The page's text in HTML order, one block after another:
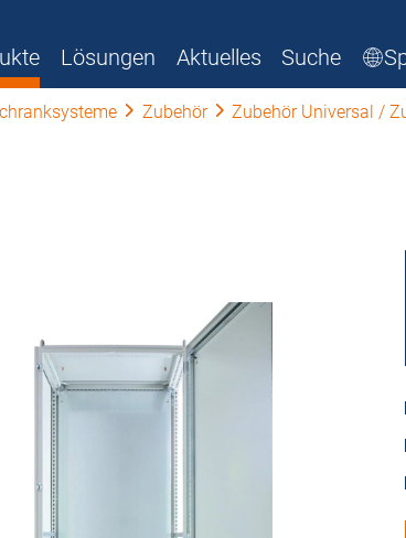
Lösungen Aktuelles Suche
Zubehör Zubehör Universal /